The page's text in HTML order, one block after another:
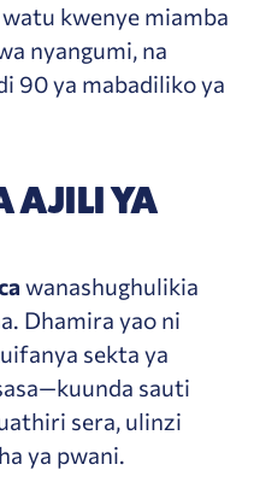
kwenye miamba
nyangumi, na
90 ya mabadiliko ya
AJILI YA
wanashughulikia
Dhamira yao ni
sekta ya
sauti
sera, ulinzi
ya pwani.